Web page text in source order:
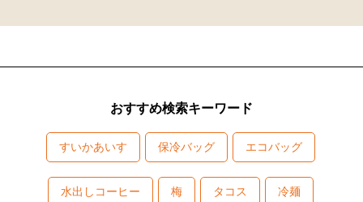
おすすめ検索キーワード
すいかあいす 保冷バッグ エコバッグ
水出しコーヒー 梅 タコス 冷麺